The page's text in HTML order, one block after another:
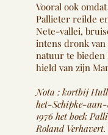
Vooral ook
Pallieter reilde
Nete-vallei,
intens dronk van
natuur te bieden
hield van zijn
Nota : kortbij
het-Schipke-
1976 het boek
Roland Verhavert.